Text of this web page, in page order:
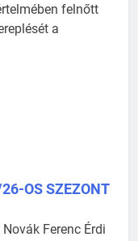
felnőtt
a
OS SZEZONT
Ferenc Érdi